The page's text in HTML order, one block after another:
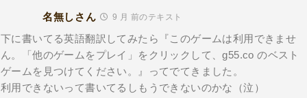
名無しさん 9 月 前のテキスト
下に書いてる英語翻訳してみたら『このゲームは利用できませ
ん。「他のゲームをプレイ」をクリックして、g55.co のベスト
ゲームを見つけてください。』ってでてきました。
利用できないって書いてるしもうできないのかな（泣）